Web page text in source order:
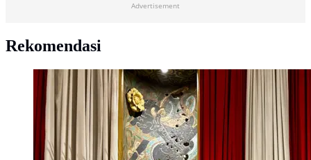
Advertisement
Rekomendasi